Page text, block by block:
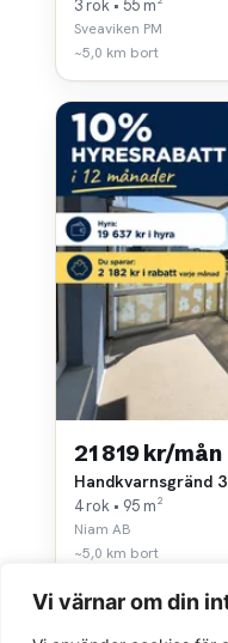
Vi värnar om din
3 rok • 55 m²
Sveaviken PM
~5,0 km bort
21 819 kr/mån
Handkvarnsgränd 3
4 rok • 95 m²
Niam AB
~5,0 km bort